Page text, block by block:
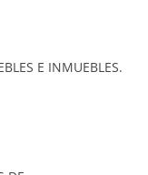
E INMUEBLES.